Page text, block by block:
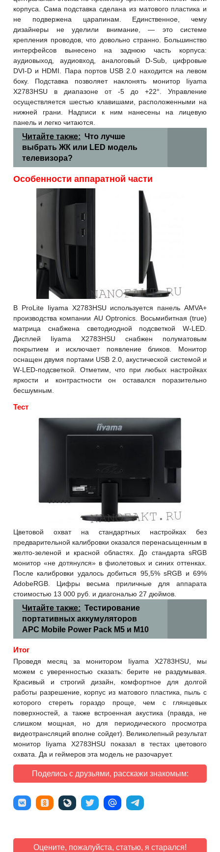
корпуса. Сама подставка сделана из матового пластика и
не подвержена царапинам. Единственное, чему
дизайнеры не уделили внимание, — это системе
крепления проводов, что довольно странно. Большинство
интерфейсов вынесено на заднюю часть корпуса:
аудиовыход, аудиовход, аналоговый D-Sub, цифровые
DVI-D и HDMI. Пара портов USB 2.0 находится на левом
боку. Подставка позволяет наклонять монитор Iiyama
X2783HSU в диапазоне от -5 до +22°. Управление
осуществляется шестью клавишами, расположенными на
нижней грани. Надписи к ним нанесены на лицевую
панель и легко читаются.
Читайте также: Что лучше
выбрать ЖК или LЕD модель
телевизора?
Особенности аппаратной части
В ProLite Iiyama X2783HSU используется панель AMVA+
производства компании AU Optronics. Восьмибитная (true)
матрица снабжена светодиодной подсветкой W-LED.
Дисплей Iiyama X2783HSU снабжен полуматовым
покрытием и исключает появление бликов. Монитор
оснащен двумя портами USB 2.0, акустической системой и
W-LED-подсветкой. Отметим, что при любых настройках
яркости и контрастности он оставался поразительно
бесшумным.
Тест
Цветовой охват на стандартных настройках без
предварительной калибровки оказался перенасыщенным в
желто-зеленой и красной областях. До стандарта sRGB
монитор «не дотянулся» в фиолетовых и синих оттенках.
После калибровки удалось добиться 95,5% sRGB и 69%
AdobeRGB. Цифры весьма приличные для аппарата
стоимостью 13 000 руб. и диагональю 27 дюймов.
Читайте также: Тестирование
портативных аккумуляторов
АРС Mobile Power Pack М5 и М10
Итог
Проведя месяц за монитором Iiyama X2783HSU, мы
можем с уверенностью сказать: берите не раздумывая.
Красивый и строгий дизайн, комфортное для долгой
работы разрешение, корпус из матового пластика, пыль с
которого стереть гораздо проще, чем с глянцевых
поверхностей, а также встроенная акустика (правда, не
слишком мощная, но для периодического просмотра
видеотрансляций вполне сойдет). Великолепный результат
монитор Iiyama X2783HSU показал в тестах цветового
охвата. Да и геймеров эта модель не разочарует.
Поделись с друзьями, расскажи знакомым:
Оцените, пожалуйста, статью, я старался!